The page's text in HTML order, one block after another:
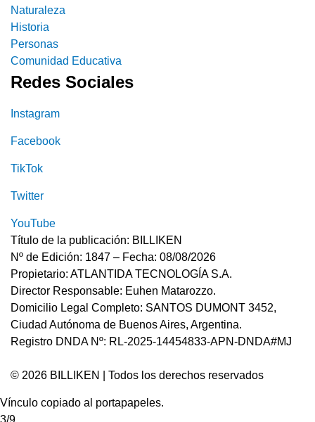
Naturaleza
Historia
Personas
Comunidad Educativa
Redes Sociales
Instagram
Facebook
TikTok
Twitter
YouTube
Título de la publicación: BILLIKEN
Nº de Edición: 1847 – Fecha: 08/08/2026
Propietario: ATLANTIDA TECNOLOGÍA S.A.
Director Responsable: Euhen Matarozzo.
Domicilio Legal Completo: SANTOS DUMONT 3452,
Ciudad Autónoma de Buenos Aires, Argentina.
Registro DNDA Nº: RL-2025-14454833-APN-DNDA#MJ
© 2026 BILLIKEN | Todos los derechos reservados
Vínculo copiado al portapapeles.
3/9